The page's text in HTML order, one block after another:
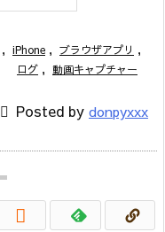
, iPhone , ブラウザアプリ ,
ログ , 動画キャプチャー
 Posted by donpyxxx
